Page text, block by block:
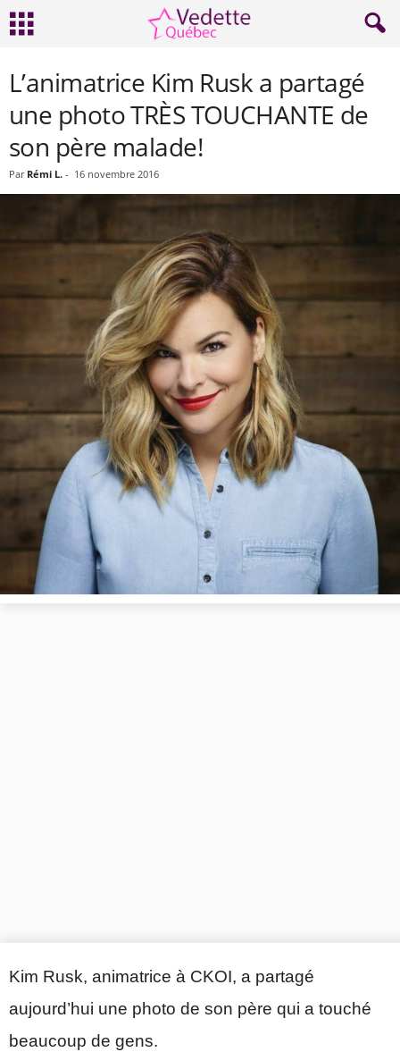
L’animatrice Kim Rusk a partagé
une photo TRÈS TOUCHANTE de
son père malade!
Par Rémi L. - 16 novembre 2016
Kim Rusk, animatrice à CKOI, a partagé
aujourd’hui une photo de son père qui a touché
beaucoup de gens.